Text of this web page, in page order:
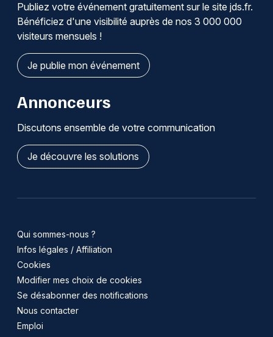
Publiez votre événement gratuitement sur le site jds.fr.
Bénéficiez d'une visibilité auprès de nos 3 000 000
visiteurs mensuels !
Je publie mon événement
Annonceurs
Discutons ensemble de votre communication
Je découvre les solutions
Qui sommes-nous ?
Infos légales / Affiliation
Cookies
Modifier mes choix de cookies
Se désabonner des notifications
Nous contacter
Emploi